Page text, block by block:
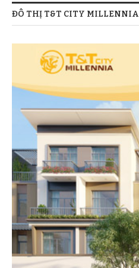
ĐÔ THỊ T&T CITY MILLENNIA